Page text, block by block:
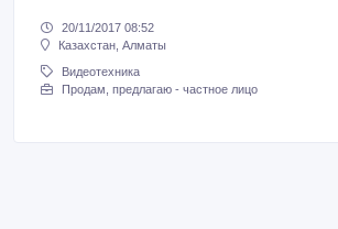
20/11/2017 08:52
Казахстан, Алматы
Видеотехника
Продам, предлагаю - частное лицо